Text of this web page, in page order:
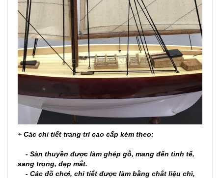
+ Các chi tiết trang trí cao cấp kèm theo:
- Sàn thuyền được làm ghép gỗ, mang đến tinh tế,
sang trọng, đẹp mắt.
- Các đồ chơi, chi tiết được làm bằng chất liệu chì,